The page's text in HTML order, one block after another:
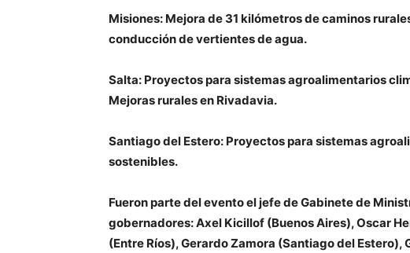
Misiones: Mejora de 31 kilómetros de caminos
conducción de vertientes de agua.
Salta: Proyectos para sistemas agroalimentarios
Mejoras rurales en Rivadavia.
Santiago del Estero: Proyectos para sistemas
sostenibles.
Fueron parte del evento el jefe de Gabinete de
gobernadores:Axel Kicillof (Buenos Aires),Oscar
(Entre Ríos),Gerardo Zamora (Santiago del Estero),